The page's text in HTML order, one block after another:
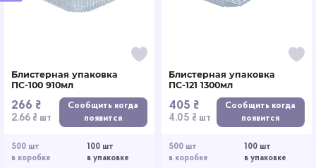
500 шт
в коробке
100 шт
в упаковке
Блистерная упаковка
ПС-100 910мл
266 ₴
2.66 ₴ шт
Сообщить когда
появится
500 шт
в коробке
100 шт
в упаковке
Блистерная упаковка
ПС-121 1300мл
405 ₴
4.05 ₴ шт
Сообщить когда
появится